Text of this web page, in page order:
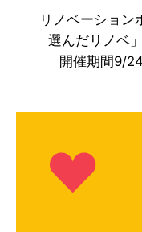
リノベーション
選んだリノベ
開催期間9/